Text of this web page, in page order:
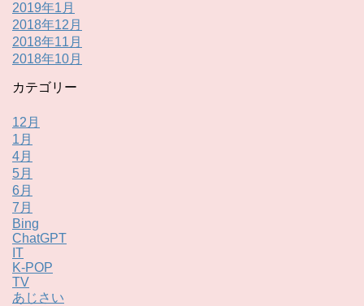
2019年1月
2018年12月
2018年11月
2018年10月
カテゴリー
12月
1月
4月
5月
6月
7月
Bing
ChatGPT
IT
K-POP
TV
あじさい